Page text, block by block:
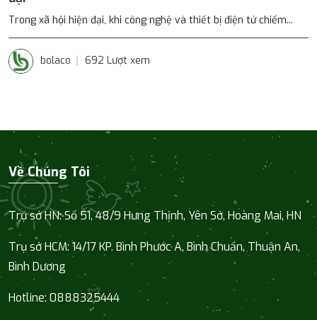
Trong xã hội hiện đại, khi công nghệ và thiết bị điện tử chiếm...
bolaco 692 Lượt xem
Về Chúng Tôi
Trụ sở HN: Số 51, 48/9 Hưng Thịnh, Yên Sở, Hoàng Mai, HN
Trụ sở HCM: 14/17 KP. Bình Phước A, Bình Chuẩn, Thuận An,
Bình Dương
Hotline: 0888325444